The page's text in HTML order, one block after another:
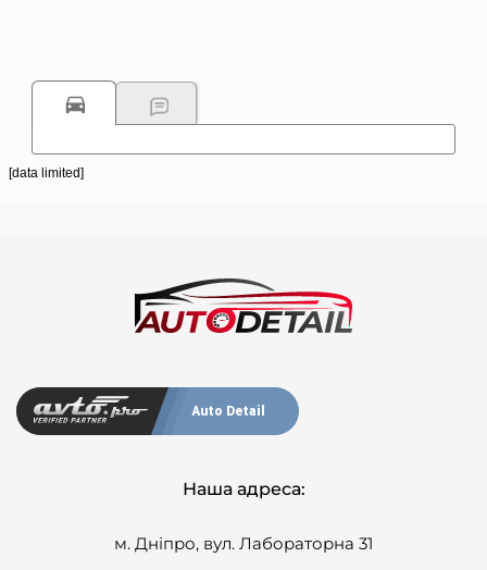
[data limited]
Auto Detail
Наша адреса:
м. Дніпро, вул. Лабораторна 31